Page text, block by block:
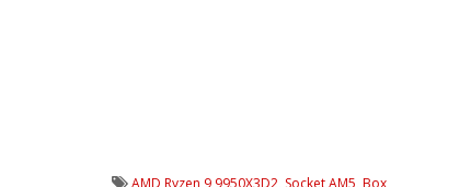
AMD Ryzen 9 9950X3D2, Socket AM5, Box